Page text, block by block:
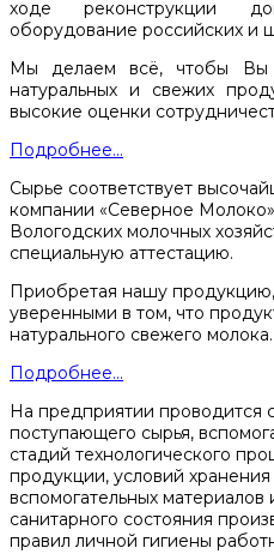
ходе реконструкции
оборудование российских и
Мы делаем всё, чтобы Вы
натуральных и свежих
высокие оценки
Подробнее...
Сырье соответствует
компании «Северное
Вологодских молочных
специальную аттестацию.
Приобретая нашу
уверенными в том, что
натурального свежего молока.
Подробнее...
На предприятии проводится
поступающего сырья,
стадий технологического
продукции, условий
вспомогательных материалов
санитарного состояния
правил личной гигиены